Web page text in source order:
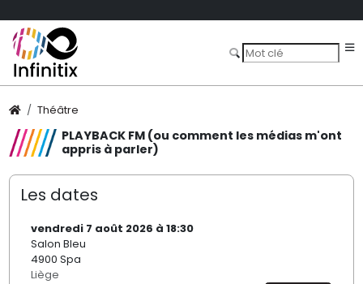
Théâtre
PLAYBACK FM (ou comment les médias m'ont
appris à parler)
Les dates
vendredi 7 août 2026 à 18:30
Salon Bleu
4900 Spa
Liège